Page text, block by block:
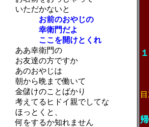
いただかないと
お前のおやじの
幸衛門だよ
ここを開けとくれ
ああ幸衛門の
お友達の方ですか
あのおやじは
朝から晩まで働いて
金儲けのことばかり
考えてるヒドイ親でしてな
ほっとくと、
何をするか知れません